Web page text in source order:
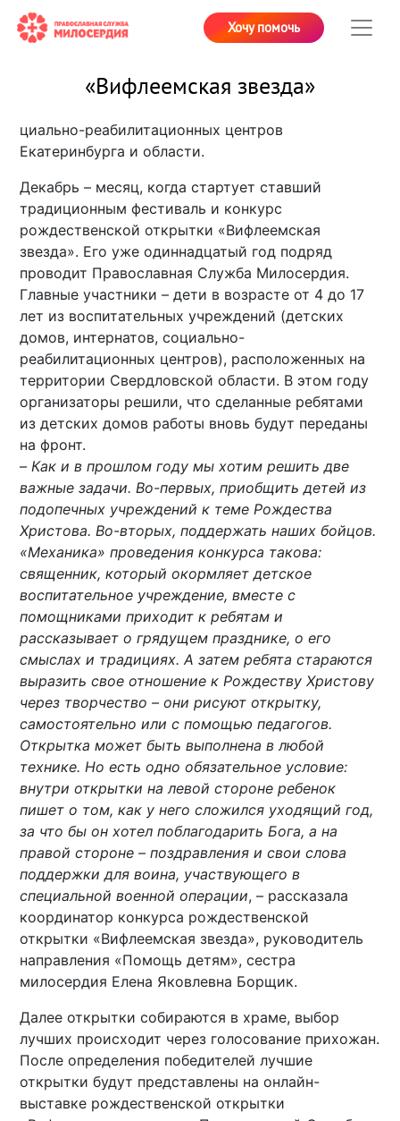
Хочу помочь
«Вифлеемская звезда»
циально-реабилитационных центров
Екатеринбурга и области.
Декабрь – месяц, когда стартует ставший
традиционным фестиваль и конкурс
рождественской открытки «Вифлеемская
звезда». Его уже одиннадцатый год подряд
проводит Православная Служба Милосердия.
Главные участники – дети в возрасте от 4 до 17
лет из воспитательных учреждений (детских
домов, интернатов, социально-
реабилитационных центров), расположенных на
территории Свердловской области. В этом году
организаторы решили, что сделанные ребятами
из детских домов работы вновь будут переданы
на фронт.
–Как и в прошлом году мы хотим решить две
важные задачи. Во-первых, приобщить детей из
подопечных учреждений к теме Рождества
Христова. Во-вторых, поддержать наших бойцов.
«Механика» проведения конкурса такова:
священник, который окормляет детское
воспитательное учреждение, вместе с
помощниками приходит к ребятам и
рассказывает о грядущем празднике, о его
смыслах и традициях. А затем ребята стараются
выразить свое отношение к Рождеству Христову
через творчество – они рисуют открытку,
самостоятельно или с помощью педагогов.
Открытка может быть выполнена в любой
технике. Но есть одно обязательное условие:
внутри открытки на левой стороне ребенок
пишет о том, как у него сложился уходящий год,
за что бы он хотел поблагодарить Бога, а на
правой стороне – поздравления и свои слова
поддержки для воина, участвующего в
специальной военной операции, – рассказала
координатор конкурса рождественской
открытки «Вифлеемская звезда», руководитель
направления «Помощь детям», сестра
милосердия Елена Яковлевна Борщик.
Далее открытки собираются в храме, выбор
лучших происходит через голосование прихожан.
После определения победителей лучшие
открытки будут представлены на онлайн-
выставке рождественской открытки